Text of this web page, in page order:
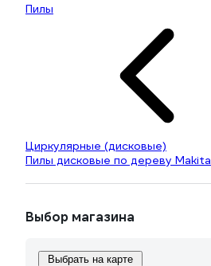
Пилы
Циркулярные (дисковые)
Пилы дисковые по дереву Makita
Выбор магазина
Выбрать на карте